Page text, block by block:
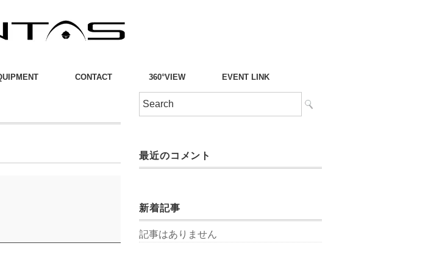
CONTACT 360°VIEW EVENT LINK
最近のコメント
新着記事
記事はありません